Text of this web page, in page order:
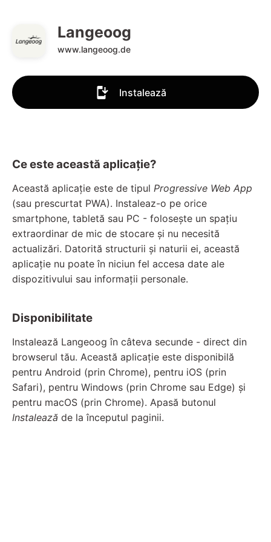
Langeoog
www.langeoog.de
Instalează
Ce este această aplicație?
Această aplicație este de tipul Progressive Web App
(sau prescurtat PWA). Instaleaz-o pe orice
smartphone, tabletă sau PC - folosește un spațiu
extraordinar de mic de stocare și nu necesită
actualizări. Datorită structurii și naturii ei, această
aplicație nu poate în niciun fel accesa date ale
dispozitivului sau informații personale.
Disponibilitate
Instalează Langeoog în câteva secunde - direct din
browserul tău. Această aplicație este disponibilă
pentru Android (prin Chrome), pentru iOS (prin
Safari), pentru Windows (prin Chrome sau Edge) și
pentru macOS (prin Chrome). Apasă butonul
Instalează de la începutul paginii.